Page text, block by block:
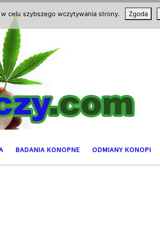
BADANIA KONOPNE ODMIANY KONOPI
celu szybszego wczytywania strony. Zgoda